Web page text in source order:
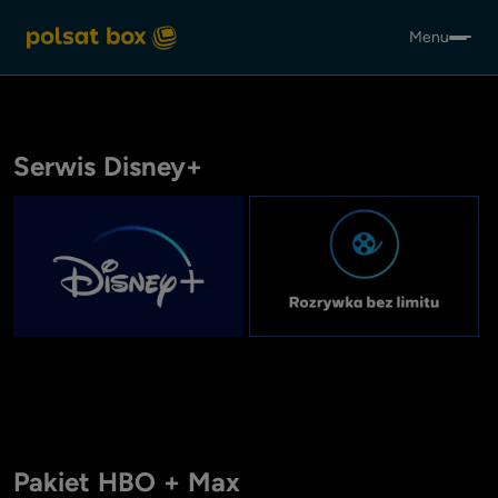
Menu
Serwis Disney+
of
Pakiet HBO + Max